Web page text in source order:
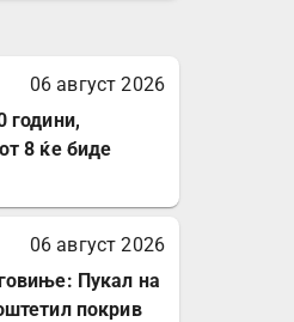
заштита на
06 август 2026
години,
8 ќе биде
06 август 2026
Пукал на
покрив